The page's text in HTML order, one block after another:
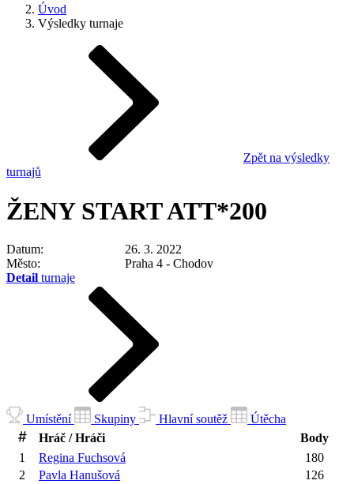
Úvod
Výsledky turnaje
Zpět na výsledky
turnajů
ŽENY START ATT*200
Datum
26. 3. 2022
Město
Praha 4 - Chodov
Detail turnaje
Umístění Skupiny Hlavní soutěž
Útěcha
Hráč / Hráči
Body
1
Regina Fuchsová
180
2
Pavla Hanušová
126